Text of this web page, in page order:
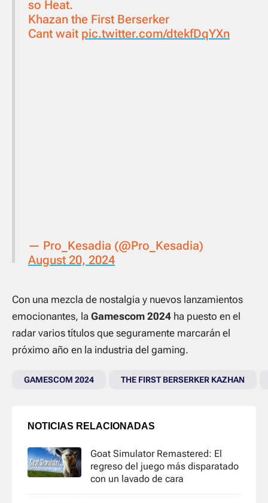
so Heat.
Khazan the First Berserker
Cant wait pic.twitter.com/dtekfDqYXn
— Pro_Kesadia (@Pro_Kesadia)
August 20, 2024
Con una mezcla de nostalgia y nuevos lanzamientos
emocionantes, la Gamescom 2024 ha puesto en el
radar varios títulos que seguramente marcarán el
próximo año en la industria del gaming.
GAMESCOM 2024 THE FIRST BERSERKER KAZHAN
NOTICIAS RELACIONADAS
Goat Simulator Remastered: El
regreso del juego más disparatado
con un lavado de cara